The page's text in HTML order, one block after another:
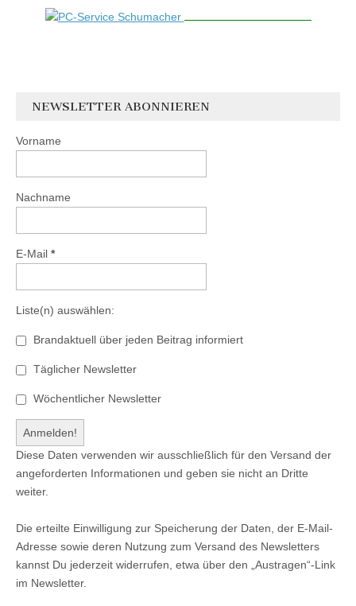
NEWSLETTER ABONNIEREN
Vorname
Nachname
E-Mail *
Liste(n) auswählen:
Brandaktuell über jeden Beitrag informiert
Täglicher Newsletter
Wöchentlicher Newsletter
Diese Daten verwenden wir ausschließlich für den Versand der
angeforderten Informationen und geben sie nicht an Dritte
weiter.
Die erteilte Einwilligung zur Speicherung der Daten, der E-Mail-
Adresse sowie deren Nutzung zum Versand des Newsletters
kannst Du jederzeit widerrufen, etwa über den „Austragen“-Link
im Newsletter.